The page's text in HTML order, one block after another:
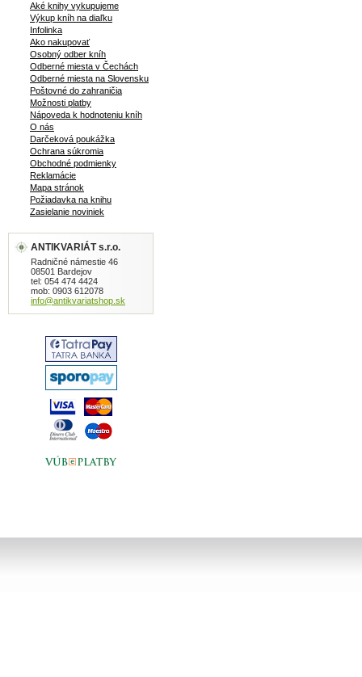
Aké knihy vykupujeme
Výkup kníh na diaľku
Infolinka
Ako nakupovať
Osobný odber kníh
Odberné miesta v Čechách
Odberné miesta na Slovensku
Poštovné do zahraničia
Možnosti platby
Nápoveda k hodnoteniu kníh
O nás
Darčeková poukážka
Ochrana súkromia
Obchodné podmienky
Reklamácie
Mapa stránok
Požiadavka na knihu
Zasielanie noviniek
ANTIKVARIÁT s.r.o.
Radničné námestie 46
08501 Bardejov
tel: 054 474 4424
mob: 0903 612078
info@antikvariatshop.sk